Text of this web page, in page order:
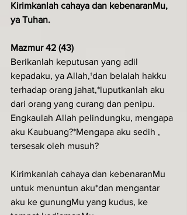
Kirimkanlah cahaya dan kebenaranMu,
ya Tuhan.
Mazmur 42 (43)
Berikanlah keputusan yang adil
kepadaku, ya Allah,†dan belalah hakku
terhadap orang jahat,*luputkanlah aku
dari orang yang curang dan penipu.
Engkaulah Allah pelindungku, mengapa
aku Kaubuang?*Mengapa aku sedih ,
tersesak oleh musuh?
Kirimkanlah cahaya dan kebenaranMu
untuk menuntun aku*dan mengantar
aku ke gunungMu yang kudus, ke